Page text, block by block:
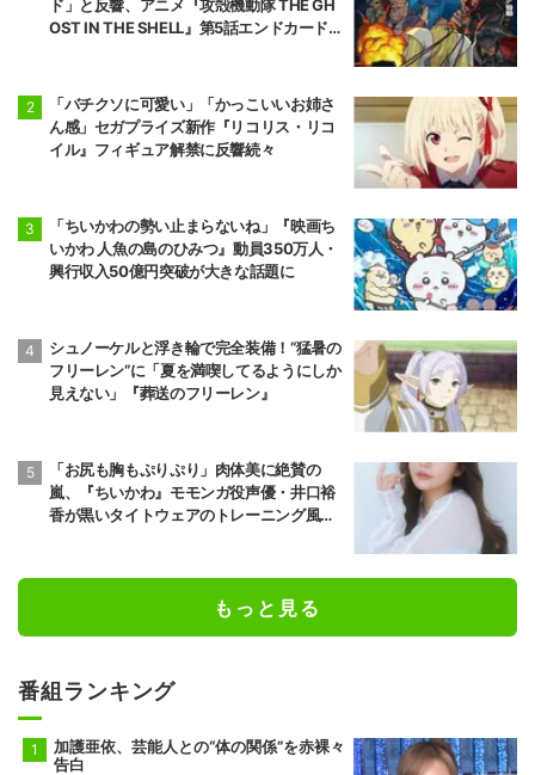
ド」と反響、アニメ『攻殻機動隊 THE GH
OST IN THE SHELL』第5話エンドカード公
「バチクソに可愛い」「かっこいいお姉さ
ん感」セガプライズ新作『リコリス・リコ
イル』フィギュア解禁に反響続々
「ちいかわの勢い止まらないね」『映画ち
いかわ 人魚の島のひみつ』動員350万人・
興行収入50億円突破が大きな話題に
シュノーケルと浮き輪で完全装備！“猛暑の
フリーレン”に「夏を満喫してるようにしか
見えない」『葬送のフリーレン』
「お尻も胸もぷりぷり」肉体美に絶賛の
嵐、『ちいかわ』モモンガ役声優・井口裕
香が黒いタイトウェアのトレーニング風景
もっと見る
番組ランキング
加護亜依、芸能人との“体の関係”を赤裸々
告白